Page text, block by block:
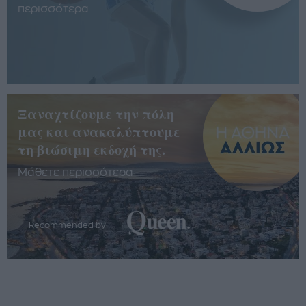
περισσότερα
Ξαναχτίζουμε την πόλη
μας και ανακαλύπτουμε
τη βιώσιμη εκδοχή της.
Μάθετε περισσότερα
Recommended by